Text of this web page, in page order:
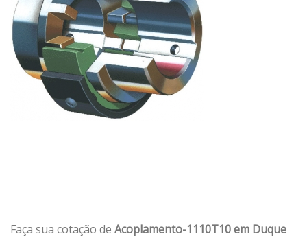
Faça sua cotação de Acoplamento-1110T10 em Duque